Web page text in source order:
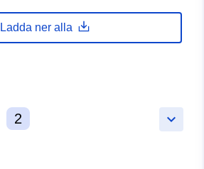
Ladda ner alla
keyboard_arrow_down
2